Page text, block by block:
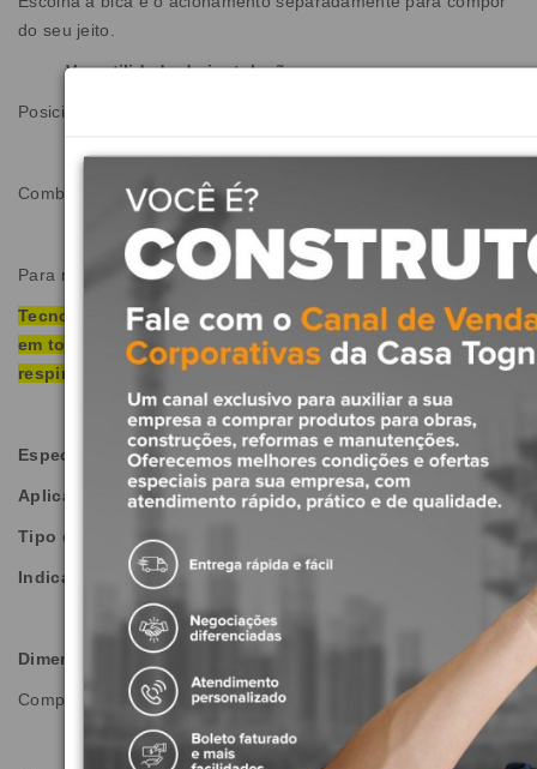
do seu jeito.
Versatilidade de instalação
Posicione o acionamento em qualquer ponto da bancada.
Personalização
Combine formatos, tamanhos e cores do seu jeito
Abertura de 1/4 de volta
Para manuseio mais fácil
Tecnologia Deca Comfort: Tecnologia exclusiva, presente
em todos os metais de banheiro Deca, que evita
respingos e auxilia na economia na água.
Especificações do Produto:
Aplicação: Mesa
Tipo de Água: Fria e Quente
Indicação de uso:Residencial
Dimensões do Produto:
Comprimento: 187 mm | Largura: 50 mm | Altura: 364 mm